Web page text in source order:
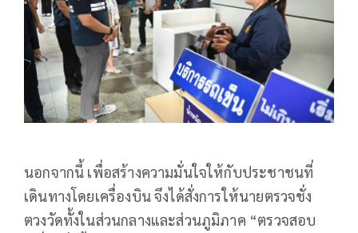
นอกจากนี้ เพื่อสร้างความมั่นใจให้กับประชาชนที่
เดินทางโดยเครื่องบิน จึงได้สั่งการให้นายตรวจชั่ง
ตวงวัดทั้งในส่วนกลางและส่วนภูมิภาค “ตรวจสอบ